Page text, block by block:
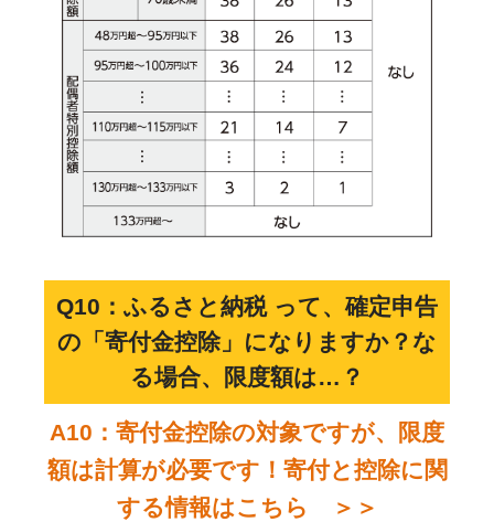
Q10：ふるさと納税 って、確定申告
の「寄付金控除」になりますか？な
る場合、限度額は…？
A10：寄付金控除の対象ですが、限度
額は計算が必要です！寄付と控除に関
する情報はこちら ＞＞